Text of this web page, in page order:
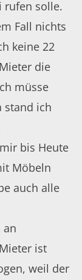
rufen solle.
Fall nichts
keine 22
die
müsse
stand ich
bis Heute
Möbeln
auch alle
an
ist
weil der